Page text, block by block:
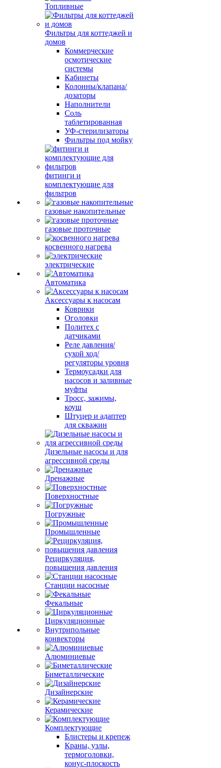
Топливные
Фильтры для коттеджей и
домов
Коммерческие
осмотические
системы
Кабинеты
Колонны/клапана/
дозаторы
Наполнители
Соль
таблетированная
УФ-стерилизаторы
Фильтры под мойку
фитинги и
комплектующие для
фильтров
газовые накопительные
газовые проточные
косвенного нагрева
электрические
Автоматика
Аксессуары к насосам
Коврики
Оголовки
Политех с
датчиками
Реле давления/
сухой ход/
регуляторы уровня
Термоусадки для
насосов и заливные
муфты
Тросс, зажимы,
коуш
Штуцер и адаптер
для скважин
Дизельные насосы и для
агрессивной среды
Дренажные
Поверхностные
Погружные
Промышленные
Рециркуляция,
повышения давления
Станции насосные
Фекальные
Циркуляционные
Внутрипольные
конвекторы
Алюминиевые
Биметаллические
Дизайнерские
Керамические
Комплектующие
Блистеры и крепеж
Краны, узлы,
термоголовки,
конус-плоскость